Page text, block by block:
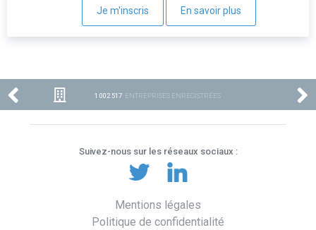
Je m'inscris En savoir plus
1 002 517 ENTREPRISES ENREGISTRÉES
Suivez-nous sur les réseaux sociaux :
Mentions légales
Politique de confidentialité